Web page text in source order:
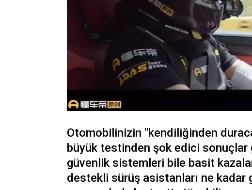
Otomobilinizin "kendiliğinden
büyük testinden şok edici sonuçlar
güvenlik sistemleri bile basit
destekli sürüş asistanları ne kadar